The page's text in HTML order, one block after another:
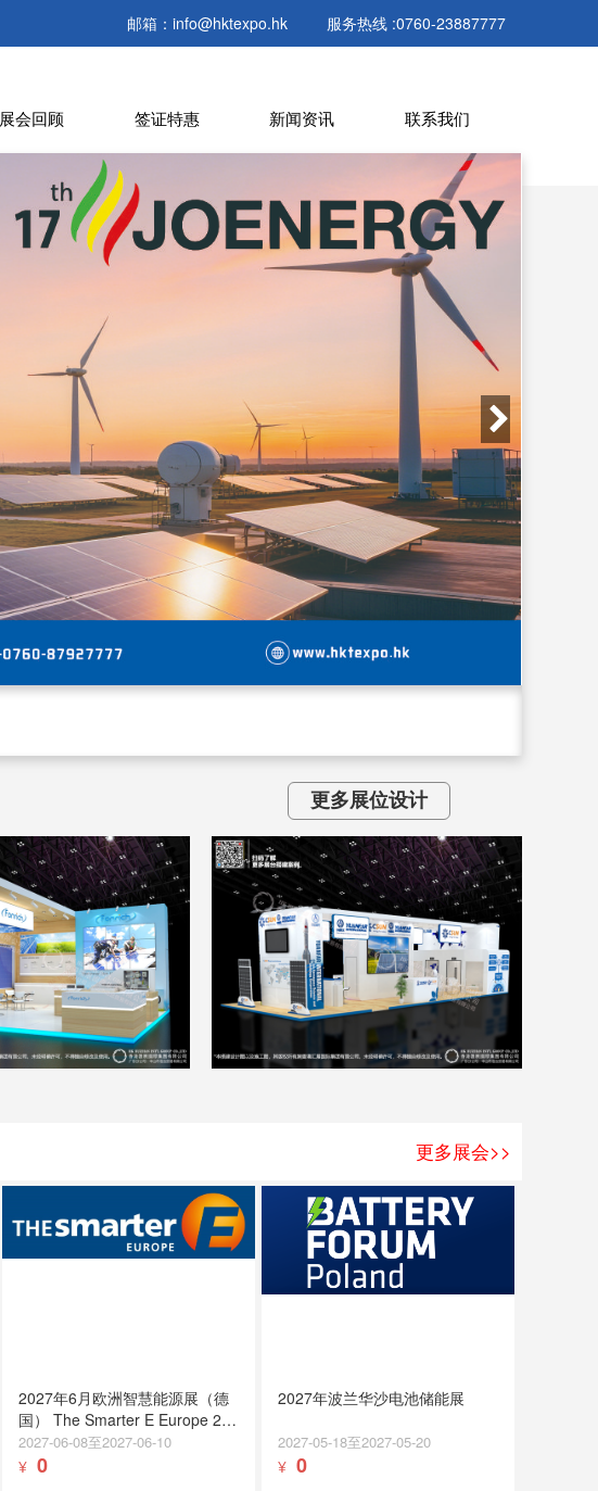
邮箱：info@hktexpo.hk 服务热线 :0760-23887777
展会回顾 签证特惠 新闻资讯 联系我们
更多展位设计
更多展会>>
2027年6月欧洲智慧能源展（德
国） The Smarter E Europe 202
7
2027-06-08至2027-06-10
¥ 0
2027年波兰华沙电池储能展
2027-05-18至2027-05-20
¥ 0